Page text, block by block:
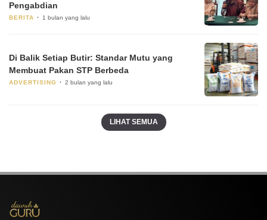
Pengabdian
BERITA 1 bulan yang lalu
Di Balik Setiap Butir: Standar Mutu yang
Membuat Pakan STP Berbeda
ADVERTISING 2 bulan yang lalu
LIHAT SEMUA